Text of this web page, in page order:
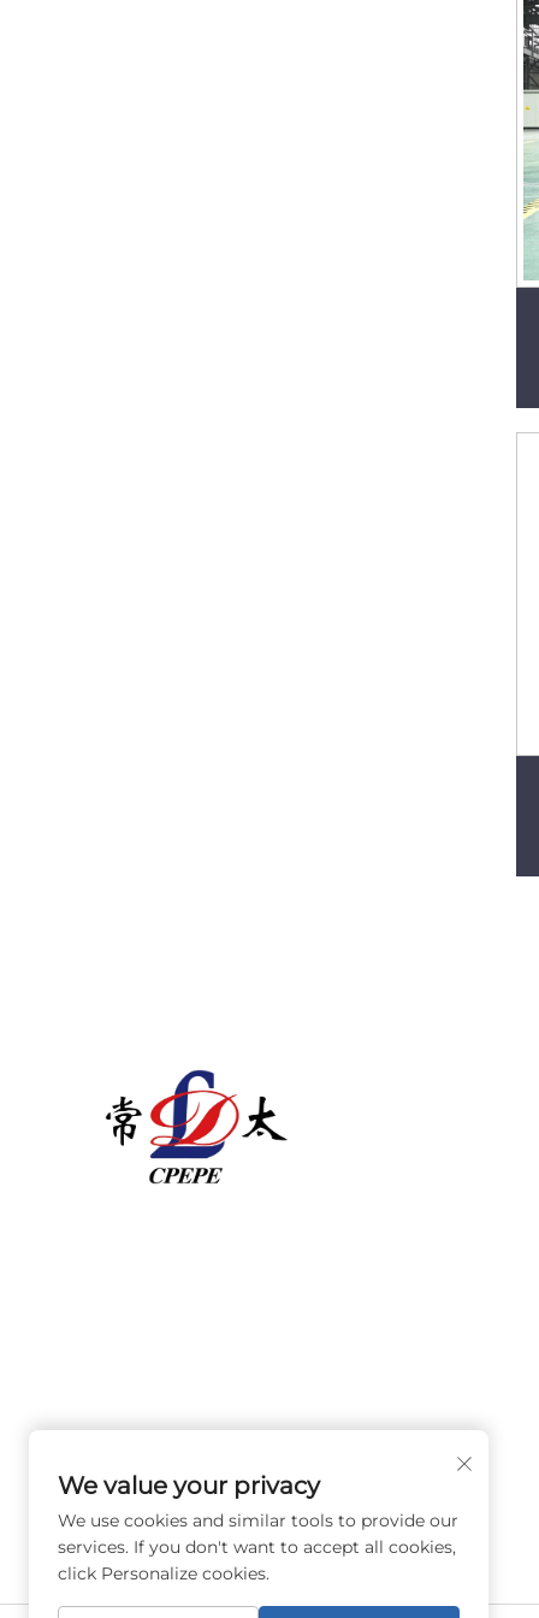
We value your privacy
We use cookies and similar tools to provide our
services. If you don't want to accept all cookies,
click Personalize cookies.